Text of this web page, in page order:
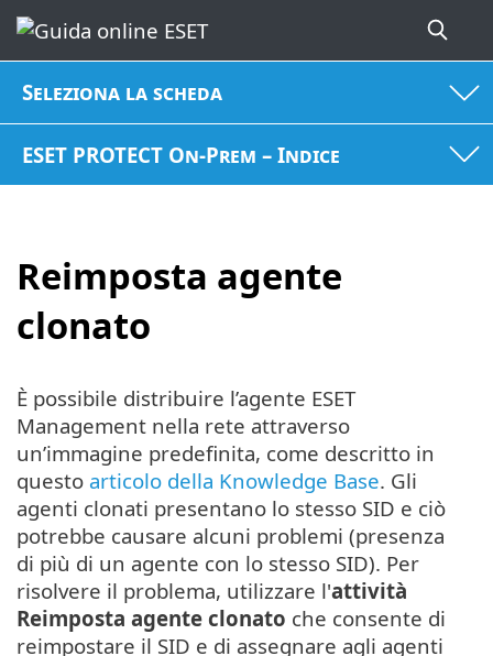
Seleziona la scheda
ESET PROTECT On-Prem – Indice
Reimposta agente
clonato
È possibile distribuire l’agente ESET
Management nella rete attraverso
un’immagine predefinita, come descritto in
questo articolo della Knowledge Base. Gli
agenti clonati presentano lo stesso SID e ciò
potrebbe causare alcuni problemi (presenza
di più di un agente con lo stesso SID). Per
risolvere il problema, utilizzare l'attività
Reimposta agente clonato che consente di
reimpostare il SID e di assegnare agli agenti